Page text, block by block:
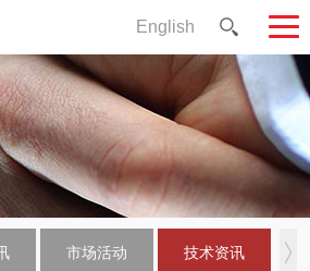
English
市场活动 技术资讯